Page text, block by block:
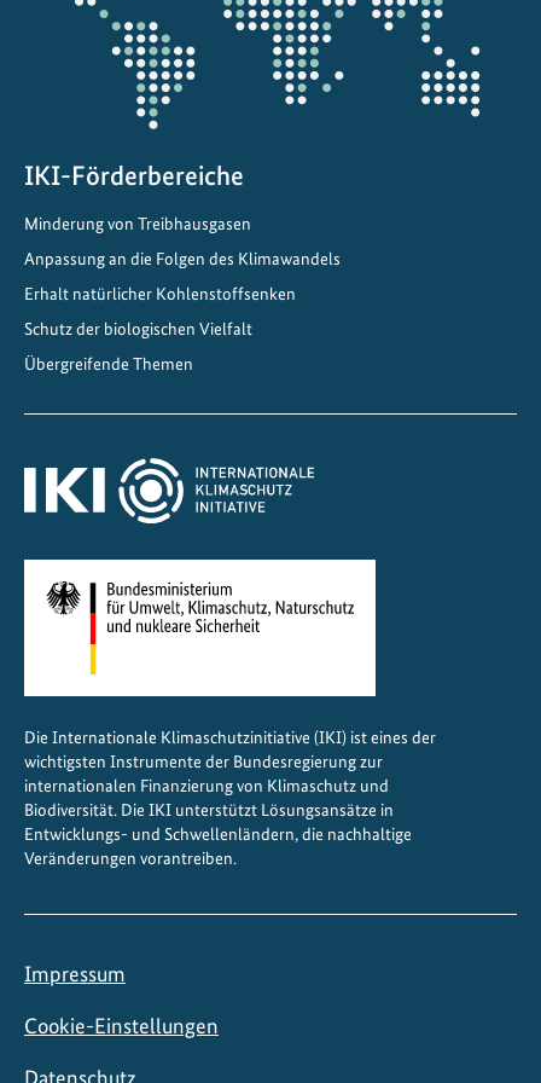
p
C
0
IKI-Förderbereiche
Minderung von Treibhausgasen
Anpassung an die Folgen des Klimawandels
Erhalt natürlicher Kohlenstoffsenken
Schutz der biologischen Vielfalt
Übergreifende Themen
Die Internationale Klimaschutzinitiative (IKI) ist eines der
wichtigsten Instrumente der Bundesregierung zur
internationalen Finanzierung von Klimaschutz und
Biodiversität. Die IKI unterstützt Lösungsansätze in
Entwicklungs- und Schwellenländern, die nachhaltige
Veränderungen vorantreiben.
Impressum
Cookie-Einstellungen
Datenschutz